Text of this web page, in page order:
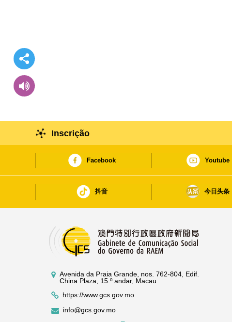
Inscrição
Facebook Youtube
抖音 今日头条
Avenida da Praia Grande, nos. 762-804, Edif.
China Plaza, 15.º andar, Macau
https://www.gcs.gov.mo
info@gcs.gov.mo